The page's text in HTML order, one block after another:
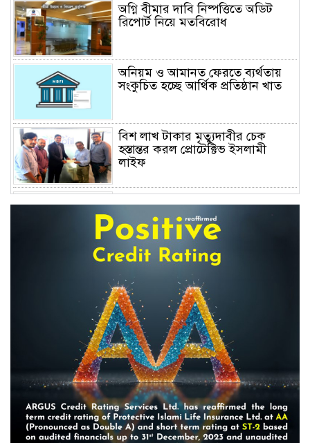
অগ্নি বীমার দাবি নিষ্পত্তিতে অডিট
রিপোর্ট নিয়ে মতবিরোধ
অনিয়ম ও আমানত ফেরতে ব্যর্থতায়
সংকুচিত হচ্ছে আর্থিক প্রতিষ্ঠান খাত
বিশ লাখ টাকার মৃত্যুদাবীর চেক
হস্তান্তর করল প্রোটেক্টিভ ইসলামী
লাইফ
শেয়ার দর, ডিএসইর সতর্কবার্তা